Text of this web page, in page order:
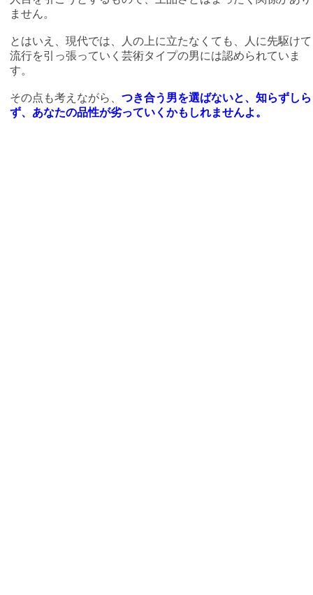
ません。
とはいえ、現代では、人の上に立たなくても、人に先駆けて
流行を引っ張っていく芸術タイプの男には認められていま
す。
その点も考えながら、 つき合う男を選ばないと、知らずしら
ず、あなたの品性が劣っていくかもしれませんよ。